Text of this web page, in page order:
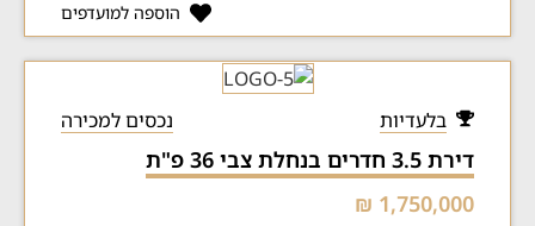
הוספה למועדפים
בלעדיות נכסים למכירה
דירת 3.5 חדרים בנחלת צבי 36 פ"ת
1,750,000 ₪